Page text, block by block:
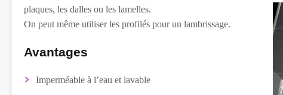
plaques, les dalles ou les lamelles.
On peut même utiliser les profilés pour un lambrissage.
Avantages
Imperméable à l’eau et lavable